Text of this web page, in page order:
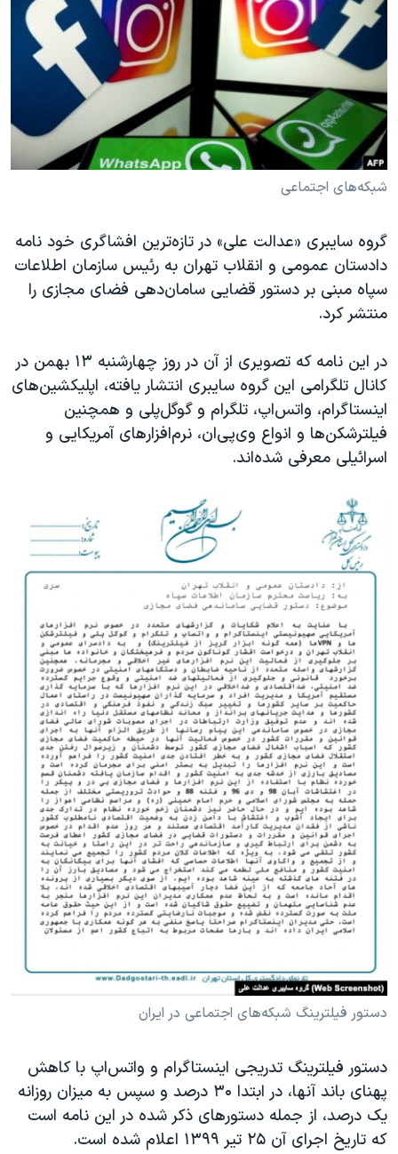
فرهنگ و زندگی
حقوق شهروندی
علم و فناوری
اسرائیل در جنگ
مستندها
انتخابات ریاست جمهوری آمریکا ۲۰۲۴
حمله جمهوری اسلامی به اسرائیل
رمز مهسا
ورزش زنان در ایران
تریبونال مردمی آبان ۹۸
دادگاه حمید نوری
چهل سال گروگان‌گیری
اعتراضات مردمی آبان ۹۸
اسرائیل در جنگ
نرگس محمدی برنده جایزه نوبل صلح
همایش محافظه‌کاران آمریکا «سی‌پک»
صفحه‌های ویژه
سفر پرزیدنت ترامپ به چین
دنبال کنید
زبانهای مختلف
شبکه‌های اجتماعی
گروه سایبری «عدالت علی» در تازه‌ترین افشاگری خود نامه
دادستان عمومی و انقلاب تهران به رئیس سازمان اطلاعات
سپاه مبنی بر دستور قضایی سامان‌دهی فضای مجازی را
منتشر کرد.
در این نامه که تصویری از آن در روز چهارشنبه ۱۳ بهمن در
کانال تلگرامی این گروه سایبری انتشار یافته، اپلیکشین‌های
اینستاگرام، واتس‌اپ، تلگرام و گوگل‌پلی و همچنین
فیلترشکن‌ها و انواع وی‌پی‌ان، نرم‌افزارهای آمریکایی و
اسرائیلی معرفی شده‌اند.
دستور فیلترینگ شبکه‌های اجتماعی در ایران
دستور فیلترینگ تدریجی اینستاگرام و واتس‌اپ با کاهش
پهنای باند آنها، در ابتدا ۳۰ درصد و سپس به میزان روزانه
یک درصد، از جمله دستورهای ذکر شده در این نامه است
که تاریخ اجرای آن ۲۵ تیر ۱۳۹۹ اعلام شده است.